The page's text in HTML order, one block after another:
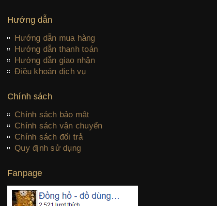
Hướng dẫn
Hướng dẫn mua hàng
Hướng dẫn thanh toán
Hướng dẫn giao nhận
Điều khoản dịch vụ
Chính sách
Chính sách bảo mật
Chính sách vận chuyển
Chính sách đổi trả
Quy định sử dụng
Fanpage